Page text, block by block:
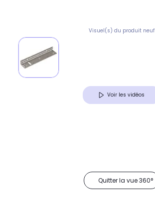
Visuel(s) du produit neuf
Voir les vidéos
Quitter la vue 360°